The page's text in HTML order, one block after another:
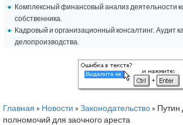
Комплексный финансовый анализ деятельности
собственника.
Кадровый и организационный консалтинг. Аудит
делопроизводства.
Главная » Новости » Законодательство»
полномочий для заочного ареста